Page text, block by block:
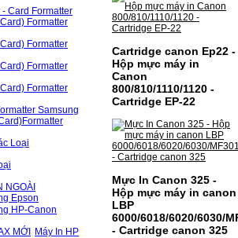
- Card Formatter
Formatter
Formatter
Formatter
Formatter
Samsung
Loại
NGOÀI
Epson
HP-Canon
MỚI Máy In HP
Cartridge canon Ep22 -
Hộp mực máy in
Canon
800/810/1110/1120 -
Cartridge EP-22
Mực In Canon 325 -
Hộp mực máy in canon
LBP
6000/6018/6020/6030/
- Cartridge canon 325